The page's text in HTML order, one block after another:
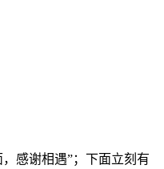
感谢相遇”；下面立刻有